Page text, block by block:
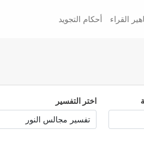
القراء أحكام التجويد
اختر التفسير